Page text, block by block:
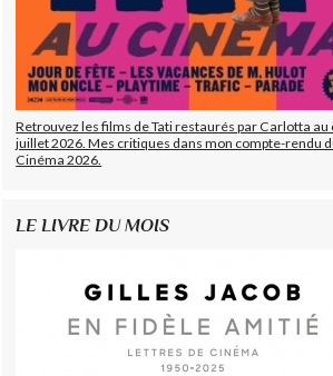
Retrouvez les films de Tati restaurés par Carlotta au
juillet 2026. Mes critiques dans mon compte-rendu
Cinéma 2026.
LE LIVRE DU MOIS